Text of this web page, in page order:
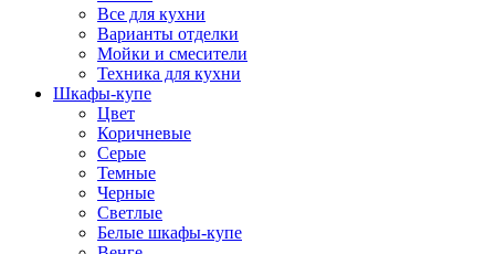
Все для кухни
Варианты отделки
Мойки и смесители
Техника для кухни
Шкафы-купе
Цвет
Коричневые
Серые
Темные
Черные
Светлые
Белые шкафы-купе